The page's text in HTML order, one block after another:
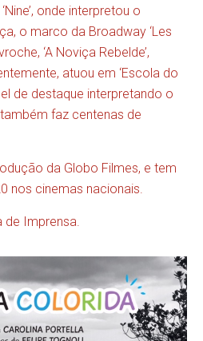
onde interpretou o
o marco da Broadway ‘Les
‘A Noviça Rebelde’,
atuou em ‘Escola do
de destaque interpretando o
faz centenas de
da Globo Filmes, e tem
nos cinemas nacionais.
de Imprensa.